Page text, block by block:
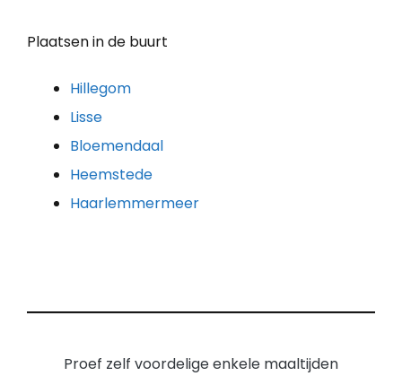
Plaatsen in de buurt
Hillegom
Lisse
Bloemendaal
Heemstede
Haarlemmermeer
Proef zelf voordelige enkele maaltijden